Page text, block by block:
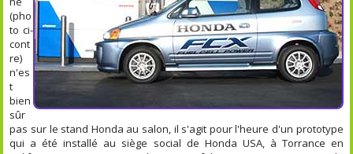
(pho
to ci-
cont
re)
n'es
t
bien
sûr
pas sur le stand Honda au salon, il s'agit pour l'heure d'un prototype
qui a été installé au siège social de Honda USA, à Torrance en